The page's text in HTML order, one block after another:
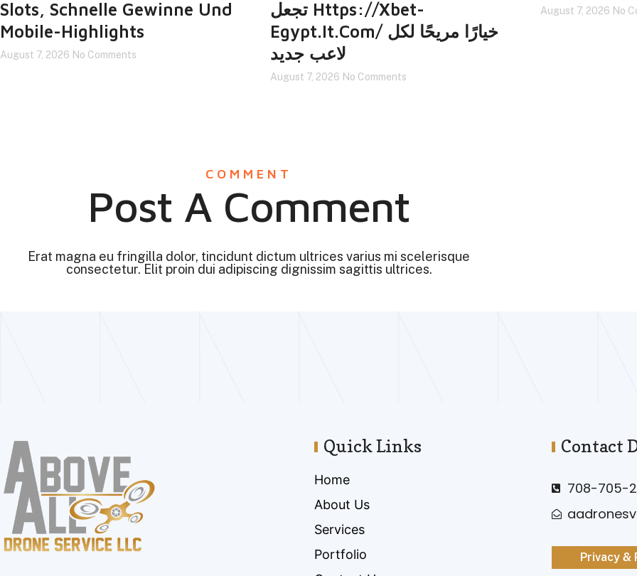
Slots, Schnelle Gewinne Und
Mobile-Highlights
August 7, 2026 No Comments
تجعل Https://xbet-
Egypt.it.com/ خيارًا مريحًا لكل
لاعب جديد
August 7, 2026 No Comments
August 7, 2026 No
COMMENT
Post A Comment
Erat magna eu fringilla dolor, tincidunt dictum ultrices varius mi scelerisque
consectetur. Elit proin dui adipiscing dignissim sagittis ultrices.
Quick Links
Home
About Us
Services
Portfolio
Contact
708-705-
Privacy &